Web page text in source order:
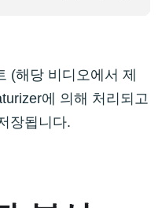
(해당 비디오에서 제
에 의해 처리되고
장됩니다.